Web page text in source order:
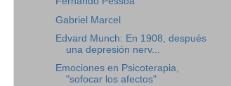
Gabriel Marcel
Edvard Munch: En 1908, después
una depresión nerv...
Emociones en Psicoterapia,
"sofocar los afectos"